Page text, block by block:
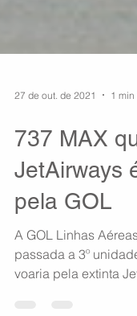
737 MAX
JetAirways
pela GOL
A GOL Linhas
passada a 3º